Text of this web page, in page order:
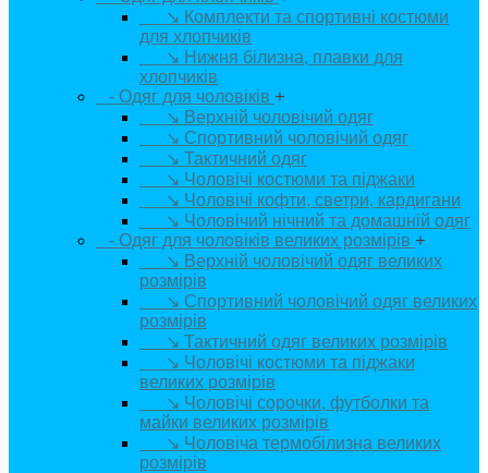
↘ Комплекти та спортивні костюми
для хлопчиків
↘ Нижня білизна, плавки для
хлопчиків
- Одяг для чоловіків +
↘ Верхній чоловічий одяг
↘ Спортивний чоловічий одяг
↘ Тактичний одяг
↘ Чоловічі костюми та піджаки
↘ Чоловічі кофти, светри, кардигани
↘ Чоловічий нічний та домашній одяг
- Одяг для чоловіків великих розмірів +
↘ Верхній чоловічий одяг великих
розмірів
↘ Спортивний чоловічий одяг великих
розмірів
↘ Тактичний одяг великих розмірів
↘ Чоловічі костюми та піджаки
великих розмірів
↘ Чоловічі сорочки, футболки та
майки великих розмірів
↘ Чоловіча термобілизна великих
розмірів